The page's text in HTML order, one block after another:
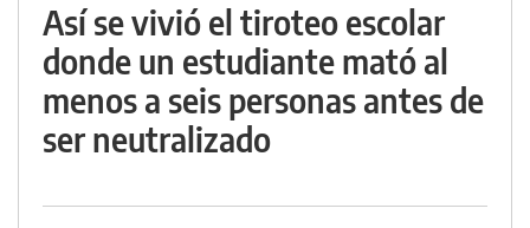
Así se vivió el tiroteo escolar
donde un estudiante mató al
menos a seis personas antes de
ser neutralizado